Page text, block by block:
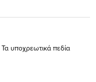
Τα υποχρεωτικά πεδία